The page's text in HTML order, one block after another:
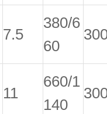
7.5
380/6
60
11
660/1
140